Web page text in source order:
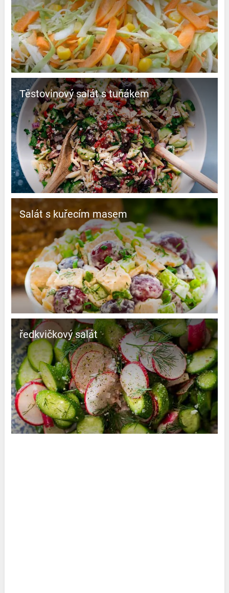
Těstovinový salát s tuňákem
Salát s kuřecím masem
ředkvičkový salát